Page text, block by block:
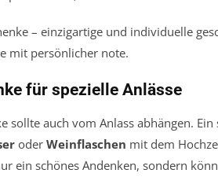
für spezielle Anlässe
sollte auch vom Anlass abhängen.
oder Weinflaschen mit dem
ein schönes Andenken, sondern